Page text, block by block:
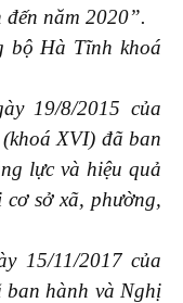
năm 2020”.
Hà Tĩnh khoá
19/8/2015 của
XVI) đã ban
lực và hiệu quả
sở xã, phường,
15/11/2017 của
hành và Nghị